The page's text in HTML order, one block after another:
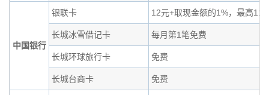
中国银行
银联卡 12元+取现金额的1%，最高
长城冰雪借记卡 每月第1笔免费
长城环球旅行卡 免费
长城台商卡 免费